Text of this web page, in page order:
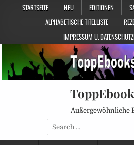
STARTSEITE NEU EDITIONEN
ALPHABETISCHE TITELLISTE
IMPRESSUM U.
Außergewöhnliche
Search
for: